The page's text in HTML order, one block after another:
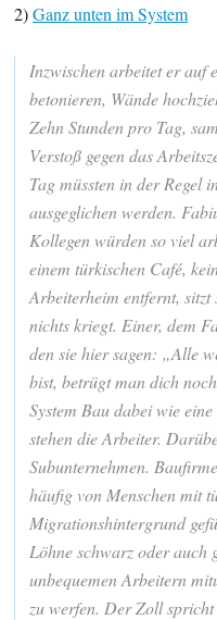
2)Ganz unten im System
Inzwischen arbeitet er auf
betonieren, Wände
Zehn Stunden pro Tag,
Verstoß gegen das
Tag müssten in der Regel
ausgeglichen werden.
Kollegen würden so viel
einem türkischen Café,
Arbeiterheim entfernt,
nichts kriegt. Einer, dem
den sie hier sagen: „Alle
bist, betrügt man dich
System Bau dabei wie
stehen die Arbeiter.
Subunternehmen.
häufig von Menschen mit
Migrationshintergrund
Löhne schwarz oder auch
unbequemen Arbeitern
zu werfen. Der Zoll